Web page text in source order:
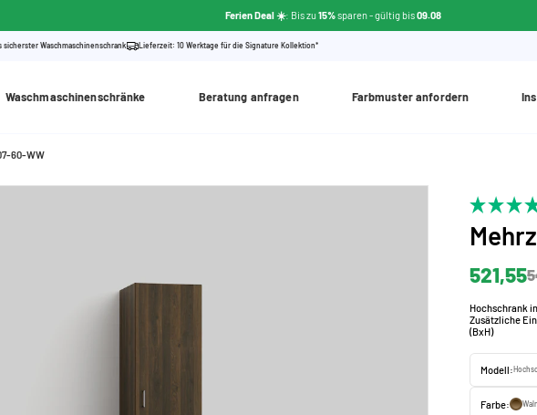
Ferien Deal ☀️: Bis zu15%sparen- gültig bis09.08
sicherster Waschmaschinenschrank Lieferzeit: 10 Werktage für die Signature Kollektion*
Waschmaschinenschränke Beratung anfragen Farbmuster anfordern
60-WW
521,55
Hochschrank
Zusätzliche
(BxH)
Modell:
Farbe: